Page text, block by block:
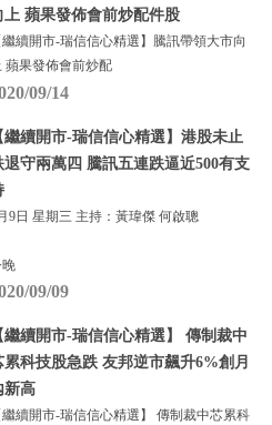
上 蘋果發佈會前炒配件股
繼續開市-瑞信信心精選】騰訊帶領大市向
蘋果發佈會前炒配
09/14
繼續開市-瑞信信心精選】港股未止
退守兩萬四 騰訊五連跌逼近500有支
9日 星期三 主持：黃瑋傑 何啟聰
09/09
繼續開市-瑞信信心精選】 傳制裁中
累科技股急跌 友邦逆市飆升6%創月
新高
繼續開市-瑞信信心精選】 傳制裁中芯累科